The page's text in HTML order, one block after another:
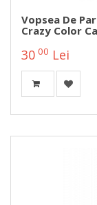
Vopsea De
Crazy Color
30 00 Lei